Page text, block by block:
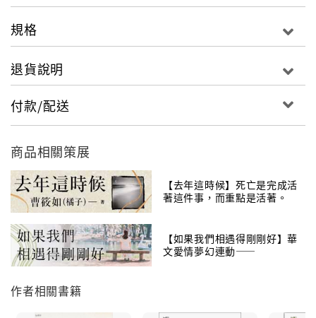
「喜歡和愛要怎麼分辨？」
『簡單，喜歡是友情，愛則是愛情。』
「喜歡有可能變成愛嗎？」
『就像你和云瑄哪。』
「那愛變成喜歡呢？」
『那對方肯定是你錯過不行的人。』
－－所以，為什麼不把握？
規格
退貨說明
付款/配送
商品相關策展
【去年這時候】死亡是完成活
著這件事，而重點是活著。
【如果我們相遇得剛剛好】華
文愛情夢幻連動——
作者相關書籍